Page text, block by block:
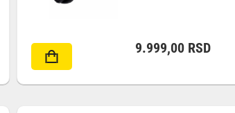
9.999,00 RSD